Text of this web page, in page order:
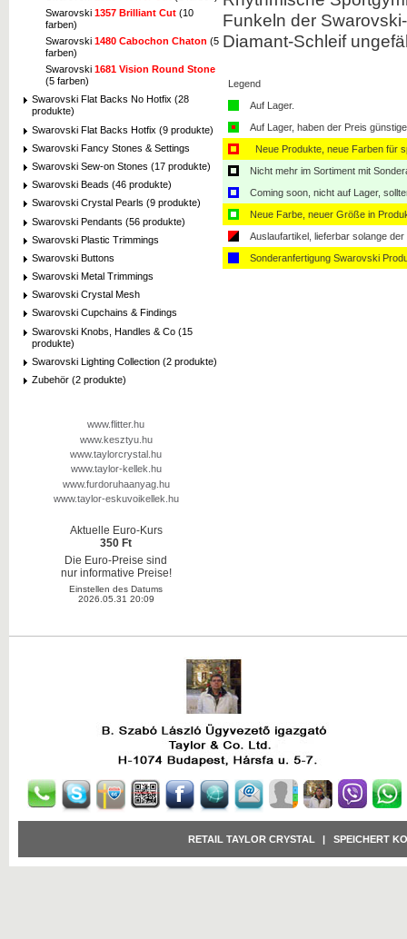
Swarovski 1357 Brilliant Cut (10
farben)
Swarovski 1480 Cabochon Chaton (5
farben)
Swarovski 1681 Vision Round Stone
(5 farben)
Swarovski Flat Backs No Hotfix (28
produkte)
Swarovski Flat Backs Hotfix (9 produkte)
Swarovski Fancy Stones & Settings
Swarovski Sew-on Stones (17 produkte)
Swarovski Beads (46 produkte)
Swarovski Crystal Pearls (9 produkte)
Swarovski Pendants (56 produkte)
Swarovski Plastic Trimmings
Swarovski Buttons
Swarovski Metal Trimmings
Swarovski Crystal Mesh
Swarovski Cupchains & Findings
Swarovski Knobs, Handles & Co (15
produkte)
Swarovski Lighting Collection (2 produkte)
Zubehör (2 produkte)
www.flitter.hu
www.kesztyu.hu
www.taylorcrystal.hu
www.taylor-kellek.hu
www.furdoruhaanyag.hu
www.taylor-eskuvoikellek.hu
Aktuelle Euro-Kurs
350 Ft
Die Euro-Preise sind
nur informative Preise!
Einstellen des Datums
2026.05.31 20:09
Funkeln der
Diamant-Schleif
Legend
Auf Lager.
Auf Lager, haben der Preis
Neue Produkte, neue Farben für
Nicht mehr im Sortiment mit
Coming soon, nicht auf Lager,
Neue Farbe, neuer Größe in
Auslaufartikel, lieferbar solange der
Sonderanfertigung Swarovski
RETAIL TAYLOR CRYSTAL SPEICHERT